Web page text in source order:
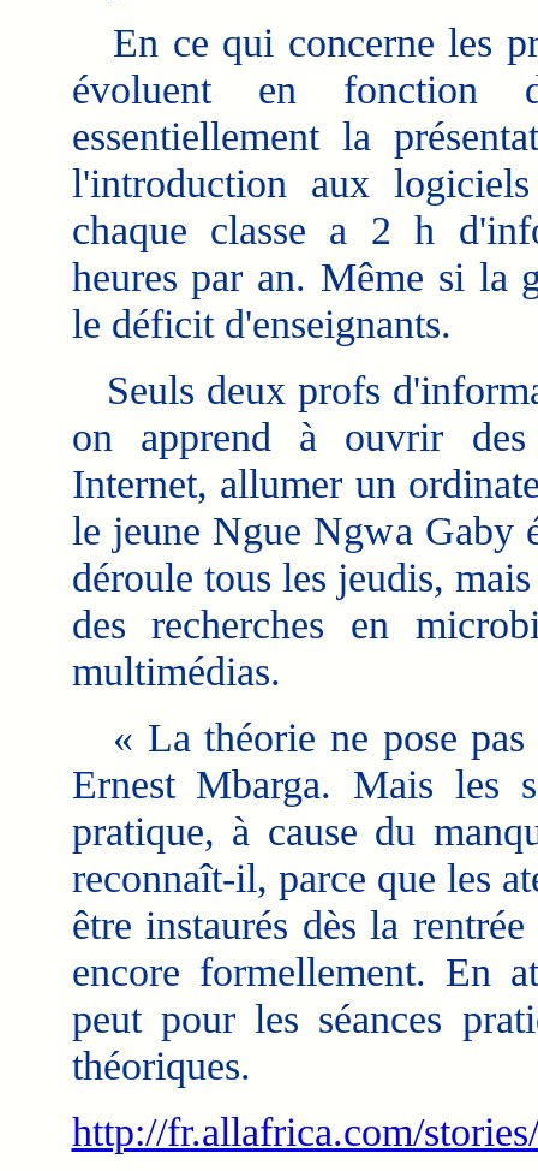
En ce qui concerne les
évoluent en fonction
essentiellement la
l'introduction aux
chaque classe a 2 h
heures par an. Même si la
le déficit d'enseignants.
Seuls deux profs
on apprend à ouvrir des
Internet, allumer un
le jeune Ngue Ngwa Gaby
déroule tous les jeudis,
des recherches en
multimédias.
« La théorie ne pose pas
Ernest Mbarga. Mais les
pratique, à cause du
reconnaît-il, parce que les
être instaurés dès la
encore formellement. En
peut pour les séances
théoriques.
http://fr.allafrica.com/